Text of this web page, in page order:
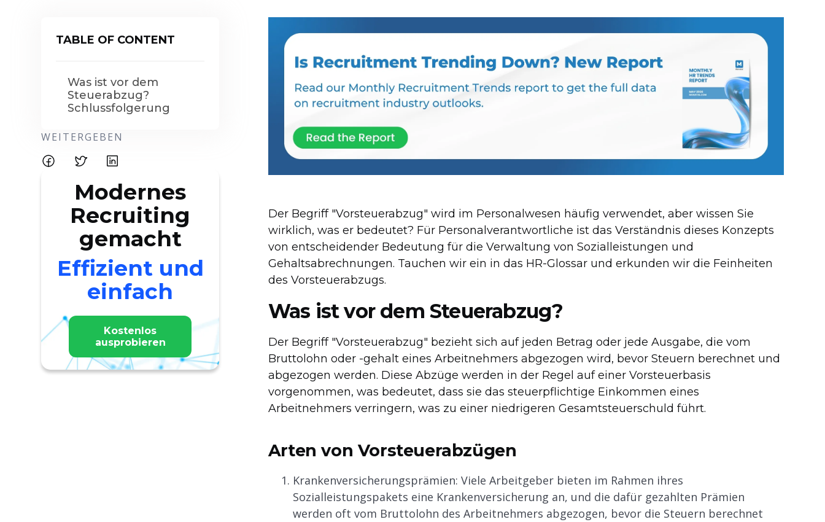
TABLE OF CONTENT
Was ist vor dem
Steuerabzug?
Schlussfolgerung
WEITERGEBEN
Modernes
Recruiting
gemacht
Effizient und
einfach
Kostenlos
ausprobieren
Der Begriff "Vorsteuerabzug" wird im Personalwesen häufig verwendet, aber wissen Sie
wirklich, was er bedeutet? Für Personalverantwortliche ist das Verständnis dieses Konzepts
von entscheidender Bedeutung für die Verwaltung von Sozialleistungen und
Gehaltsabrechnungen. Tauchen wir ein in das HR-Glossar und erkunden wir die Feinheiten
des Vorsteuerabzugs.
Was ist vor dem Steuerabzug?
Der Begriff "Vorsteuerabzug" bezieht sich auf jeden Betrag oder jede Ausgabe, die vom
Bruttolohn oder -gehalt eines Arbeitnehmers abgezogen wird, bevor Steuern berechnet und
abgezogen werden. Diese Abzüge werden in der Regel auf einer Vorsteuerbasis
vorgenommen, was bedeutet, dass sie das steuerpflichtige Einkommen eines
Arbeitnehmers verringern, was zu einer niedrigeren Gesamtsteuerschuld führt.
Arten von Vorsteuerabzügen
Krankenversicherungsprämien: Viele Arbeitgeber bieten im Rahmen ihres
Sozialleistungspakets eine Krankenversicherung an, und die dafür gezahlten Prämien
werden oft vom Bruttolohn des Arbeitnehmers abgezogen, bevor die Steuern berechnet